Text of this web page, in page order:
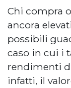
Chi compra
ancora
possibili
caso in cui i
rendimenti
infatti, il